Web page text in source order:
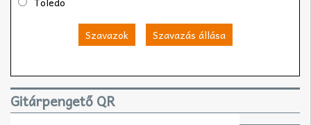
Szavazok Szavazás állása
Gitárpengető QR